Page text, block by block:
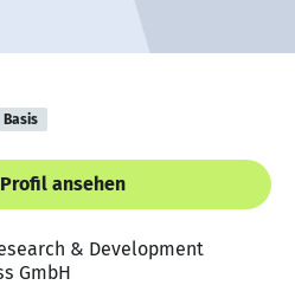
Basis
ansehen
& Development
GmbH